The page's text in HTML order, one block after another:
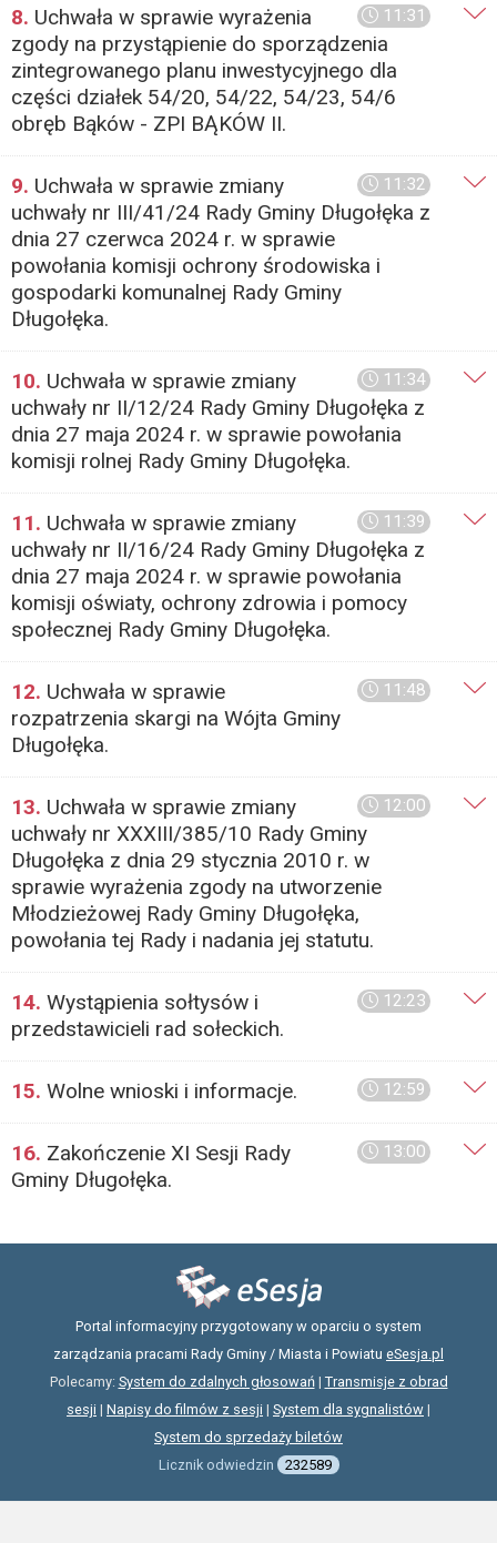
11:31
8. Uchwała w sprawie wyrażenia
zgody na przystąpienie do sporządzenia
zintegrowanego planu inwestycyjnego dla
części działek 54/20, 54/22, 54/23, 54/6
obręb Bąków - ZPI BĄKÓW II.
11:32
9. Uchwała w sprawie zmiany
uchwały nr III/41/24 Rady Gminy Długołęka z
dnia 27 czerwca 2024 r. w sprawie
powołania komisji ochrony środowiska i
gospodarki komunalnej Rady Gminy
Długołęka.
11:34
10. Uchwała w sprawie zmiany
uchwały nr II/12/24 Rady Gminy Długołęka z
dnia 27 maja 2024 r. w sprawie powołania
komisji rolnej Rady Gminy Długołęka.
11:39
11. Uchwała w sprawie zmiany
uchwały nr II/16/24 Rady Gminy Długołęka z
dnia 27 maja 2024 r. w sprawie powołania
komisji oświaty, ochrony zdrowia i pomocy
społecznej Rady Gminy Długołęka.
11:48
12. Uchwała w sprawie
rozpatrzenia skargi na Wójta Gminy
Długołęka.
12:00
13. Uchwała w sprawie zmiany
uchwały nr XXXIII/385/10 Rady Gminy
Długołęka z dnia 29 stycznia 2010 r. w
sprawie wyrażenia zgody na utworzenie
Młodzieżowej Rady Gminy Długołęka,
powołania tej Rady i nadania jej statutu.
12:23
14. Wystąpienia sołtysów i
przedstawicieli rad sołeckich.
12:59
15. Wolne wnioski i informacje.
13:00
16. Zakończenie XI Sesji Rady
Gminy Długołęka.
Portal informacyjny przygotowany w oparciu o system
zarządzania pracami Rady Gminy / Miasta i Powiatu eSesja.pl
Polecamy: System do zdalnych głosowań| Transmisje z obrad
sesji | Napisy do filmów z sesji | System dla sygnalistów |
System do sprzedaży biletów
Licznik odwiedzin
232589